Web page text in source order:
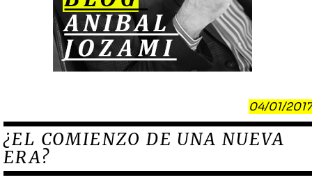
04/01/2017
¿EL COMIENZO DE UNA NUEVA
ERA?